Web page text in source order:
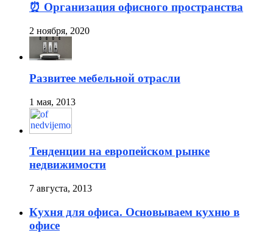
⏰ Организация офисного пространства
2 ноября, 2020
Развитее мебельной отрасли
1 мая, 2013
Тенденции на европейском рынке
недвижимости
7 августа, 2013
Кухня для офиса. Основываем кухню в
офисе